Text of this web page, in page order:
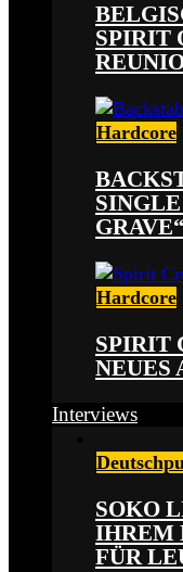
SPIRIT
Hardcore
Hardcore
SPIRIT
NEUES
Interviews
SOKO
IHREM
FÜR